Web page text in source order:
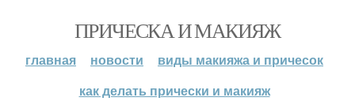
ПРИЧЕСКА И МАКИЯЖ
главная новости
виды макияжа и причесок
как делать прически и макияж